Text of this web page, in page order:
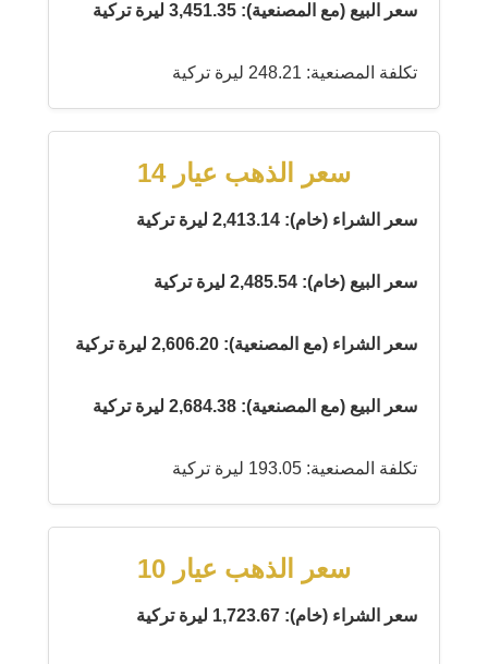
سعر البيع (مع المصنعية): 3,451.35 ليرة تركية
تكلفة المصنعية: 248.21 ليرة تركية
سعر الذهب عيار 14
سعر الشراء (خام): 2,413.14 ليرة تركية
سعر البيع (خام): 2,485.54 ليرة تركية
سعر الشراء (مع المصنعية): 2,606.20 ليرة تركية
سعر البيع (مع المصنعية): 2,684.38 ليرة تركية
تكلفة المصنعية: 193.05 ليرة تركية
سعر الذهب عيار 10
سعر الشراء (خام): 1,723.67 ليرة تركية